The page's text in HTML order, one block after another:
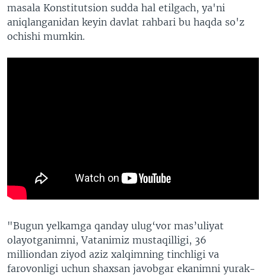
masala Konstitutsion sudda hal etilgach, ya'ni
aniqlanganidan keyin davlat rahbari bu haqda so'z
ochishi mumkin.
"Bugun yelkamga qanday ulug‘vor mas’uliyat
olayotganimni, Vatanimiz mustaqilligi, 36
milliondan ziyod aziz xalqimning tinchligi va
farovonligi uchun shaxsan javobgar ekanimni yurak-